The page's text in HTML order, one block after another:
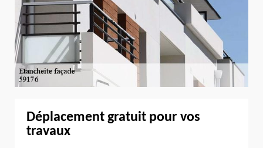
Déplacement gratuit pour vos
travaux